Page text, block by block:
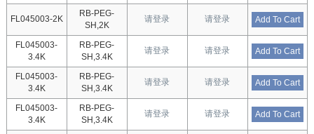
FL045003-2K
RB-PEG-
SH,2K
请登录 请登录 Add To Cart
FL045003-
3.4K
RB-PEG-
SH,3.4K
请登录 请登录 Add To Cart
FL045003-
3.4K
RB-PEG-
SH,3.4K
请登录 请登录 Add To Cart
FL045003-
3.4K
RB-PEG-
SH,3.4K
请登录 请登录 Add To Cart